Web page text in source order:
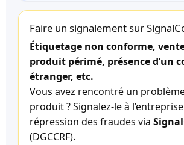
Faire un signalement sur
Étiquetage non conforme,
produit périmé, présence d’un
étranger, etc.
Vous avez rencontré un
produit ? Signalez-le à
répression des fraudes via
(DGCCRF).